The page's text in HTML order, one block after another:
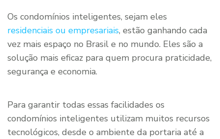
Os condomínios inteligentes, sejam eles
residenciais ou empresariais, estão ganhando cada
vez mais espaço no Brasil e no mundo. Eles são a
solução mais eficaz para quem procura praticidade,
segurança e economia.
Para garantir todas essas facilidades os
condomínios inteligentes utilizam muitos recursos
tecnológicos, desde o ambiente da portaria até a